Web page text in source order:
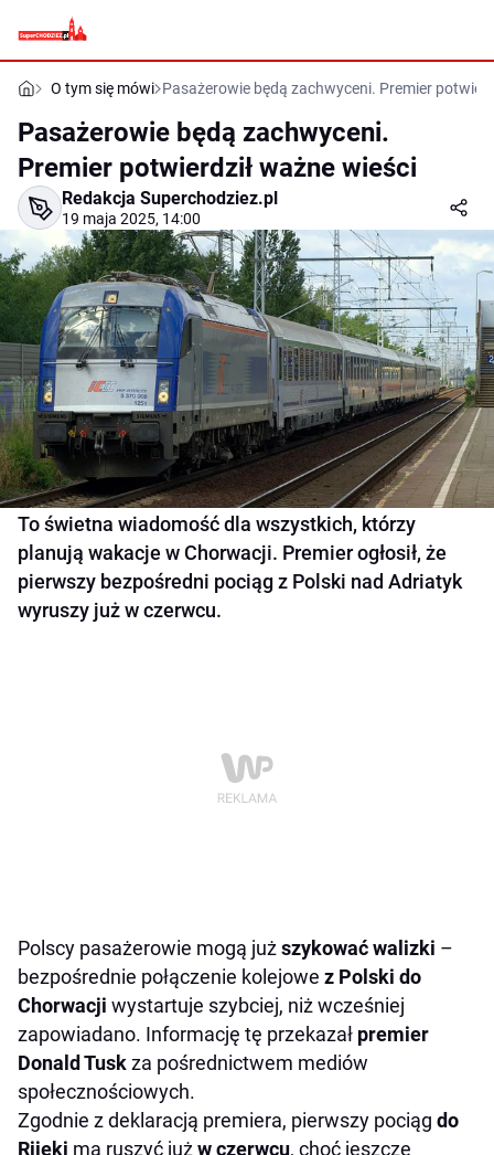
O tym się mówi Pasażerowie będą zachwyceni. Premier
Pasażerowie będą zachwyceni.
Premier potwierdził ważne wieści
Redakcja Superchodziez.pl
19 maja 2025, 14:00
To świetna wiadomość dla wszystkich, którzy
planują wakacje w Chorwacji. Premier ogłosił, że
pierwszy bezpośredni pociąg z Polski nad Adriatyk
wyruszy już w czerwcu.
Polscy pasażerowie mogą juższykować walizki –
bezpośrednie połączenie kolejowe z Polski do
Chorwacji wystartuje szybciej, niż wcześniej
zapowiadano. Informację tę przekazał premier
Donald Tuskza pośrednictwem mediów
społecznościowych.
Zgodnie z deklaracją premiera, pierwszy pociąg do
Rijeki ma ruszyć jużw czerwcu, choć jeszcze